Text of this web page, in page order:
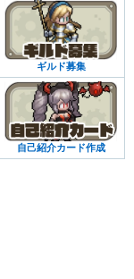
ギルド募集
自己紹介カード作成